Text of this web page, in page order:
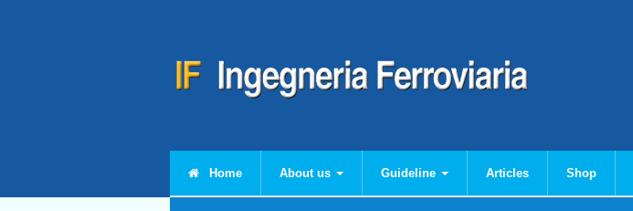
Home About us Guideline Articles Shop